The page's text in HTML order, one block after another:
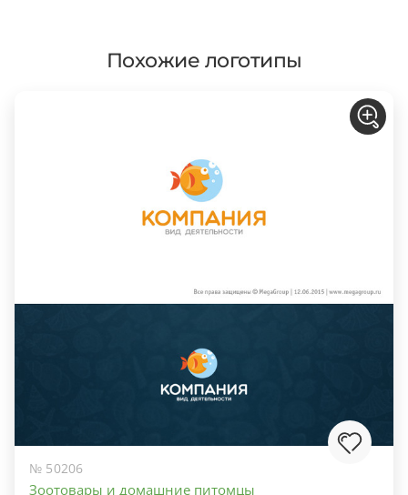
Похожие логотипы
№ 50206
Зоотовары и домашние питомцы